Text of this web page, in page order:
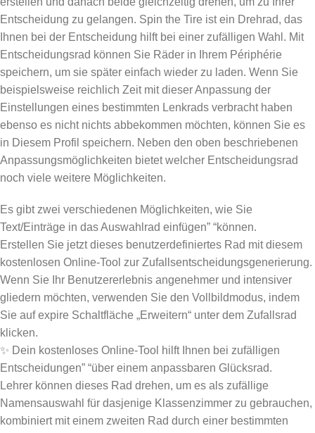
Entscheidung zu gelangen. Spin the Tire ist ein Drehrad, das
Ihnen bei der Entscheidung hilft bei einer zufälligen Wahl. Mit
Entscheidungsrad können Sie Räder in Ihrem Périphérie
speichern, um sie später einfach wieder zu laden. Wenn Sie
beispielsweise reichlich Zeit mit dieser Anpassung der
Einstellungen eines bestimmten Lenkrads verbracht haben
ebenso es nicht nichts abbekommen möchten, können Sie es
in Diesem Profil speichern. Neben den oben beschriebenen
Anpassungsmöglichkeiten bietet welcher Entscheidungsrad
noch viele weitere Möglichkeiten.
Es gibt zwei verschiedenen Möglichkeiten, wie Sie
Text/Einträge in das Auswahlrad einfügen” “können.
Erstellen Sie jetzt dieses benutzerdefiniertes Rad mit diesem
kostenlosen Online-Tool zur Zufallsentscheidungsgenerierung.
Wenn Sie Ihr Benutzererlebnis angenehmer und intensiver
gliedern möchten, verwenden Sie den Vollbildmodus, indem
Sie auf expire Schaltfläche „Erweitern“ unter dem Zufallsrad
klicken.
✨ Dein kostenloses Online-Tool hilft Ihnen bei zufälligen
Entscheidungen” “über einem anpassbaren Glücksrad.
Lehrer können dieses Rad drehen, um es als zufällige
Namensauswahl für dasjenige Klassenzimmer zu gebrauchen,
kombiniert mit einem zweiten Rad durch einer bestimmten